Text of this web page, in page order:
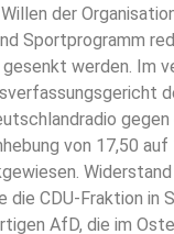
der
Sportprogramm
werden. Im
von 17,50 auf
die CDU-Fraktion in
AfD, die im